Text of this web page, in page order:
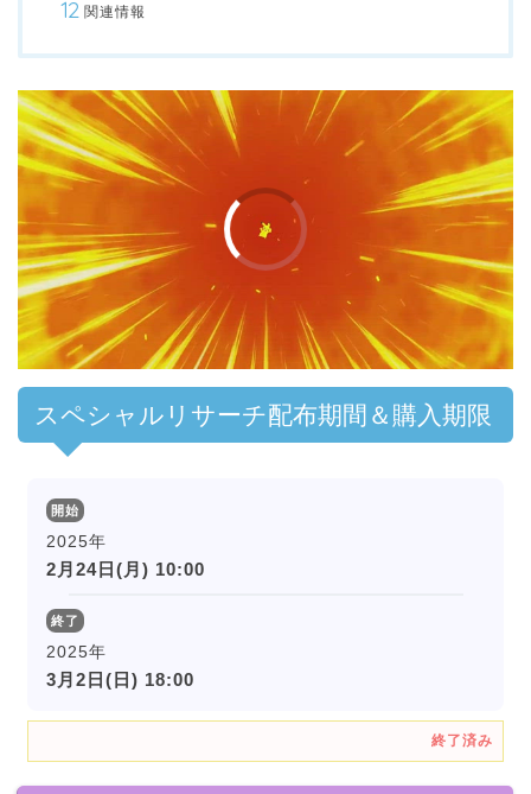
関連情報
00:00 /01:00
スペシャルリサーチ配布期間＆購入期限
開始
2025年
2月24日(月) 10:00
終了
2025年
3月2日(日) 18:00
終了済み